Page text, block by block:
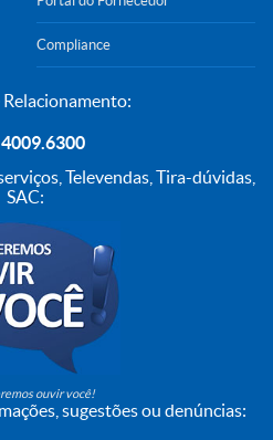
Compliance
Televendas, Tira-dúvidas,
SAC:
ouvir você!
sugestões ou denúncias: